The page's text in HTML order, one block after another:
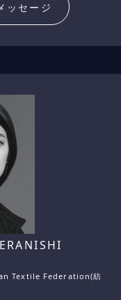
ッセージ
Textile Federation(紡